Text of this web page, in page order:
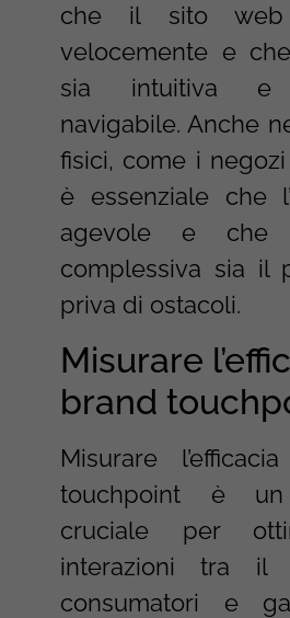
che il sito web
velocemente e che
sia intuitiva e
navigabile. Anche
fisici, come i
è essenziale che
agevole e che
complessiva sia il
priva di ostacoli.
Misurare
brand
Misurare
touchpoint è un
cruciale per
interazioni tra
consumatori e